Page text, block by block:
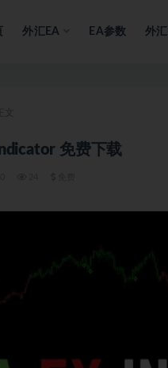
外汇EA EA参数 外
免费下载